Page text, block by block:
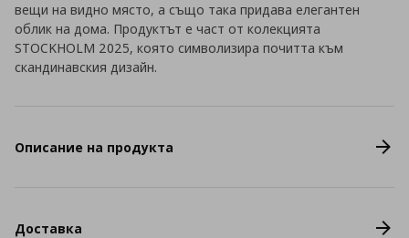
вещи на видно място, а също така придава елегантен
облик на дома. Продуктът е част от колекцията
STOCKHOLM 2025, която символизира почитта към
скандинавския дизайн.
Описание на продукта
Доставка